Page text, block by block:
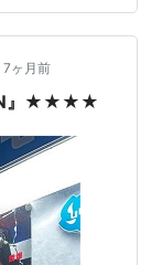
眞島さん☺️ 📌
7ヶ月前
』★★★★